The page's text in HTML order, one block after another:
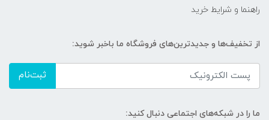
راهنما و شرایط خرید
از تخفیف‌ها و جدیدترین‌های فروشگاه ما باخبر شوید:
ثبت‌نام
ما را در شبکه‌های اجتماعی دنبال کنید: